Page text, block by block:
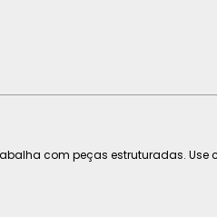
com peças estruturadas.